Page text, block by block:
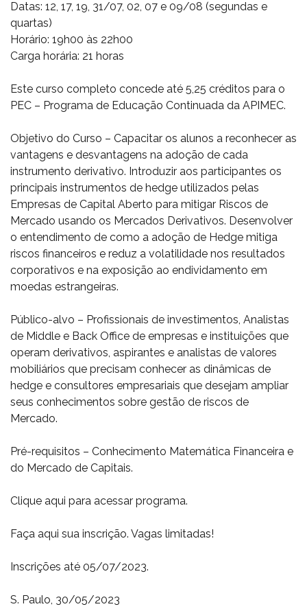
Datas: 12, 17, 19, 31/07, 02, 07 e 09/08 (segundas e
quartas)
Horário: 19h00 às 22h00
Carga horária: 21 horas
Este curso completo concede até 5,25 créditos para o
PEC – Programa de Educação Continuada da APIMEC.
Objetivo do Curso – Capacitar os alunos a reconhecer as
vantagens e desvantagens na adoção de cada
instrumento derivativo. Introduzir aos participantes os
principais instrumentos de hedge utilizados pelas
Empresas de Capital Aberto para mitigar Riscos de
Mercado usando os Mercados Derivativos. Desenvolver
o entendimento de como a adoção de Hedge mitiga
riscos financeiros e reduz a volatilidade nos resultados
corporativos e na exposição ao endividamento em
moedas estrangeiras.
Público-alvo – Profissionais de investimentos, Analistas
de Middle e Back Office de empresas e instituições que
operam derivativos, aspirantes e analistas de valores
mobiliários que precisam conhecer as dinâmicas de
hedge e consultores empresariais que desejam ampliar
seus conhecimentos sobre gestão de riscos de
Mercado.
Pré-requisitos – Conhecimento Matemática Financeira e
do Mercado de Capitais.
Clique aqui para acessar programa.
Faça aqui sua inscrição. Vagas limitadas!
Inscrições até 05/07/2023.
S. Paulo, 30/05/2023